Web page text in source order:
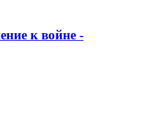
к войне -